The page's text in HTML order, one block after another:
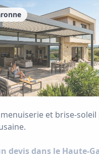
et brise-soleil
devis dans le Haute-